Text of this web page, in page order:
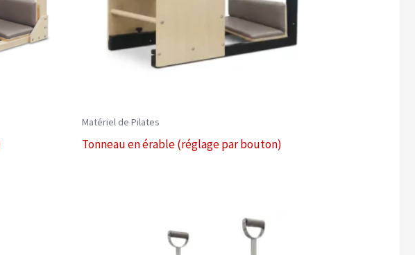
Matériel de Pilates
Tonneau en érable (réglage par bouton)